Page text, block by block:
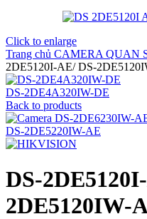
Click to enlarge
Trang chủ CAMERA QUAN
2DE5120I-AE/ DS-
DS-2DE4A320IW-DE
Back to products
DS-2DE5220IW-AE
DS-
2DE5120IW-